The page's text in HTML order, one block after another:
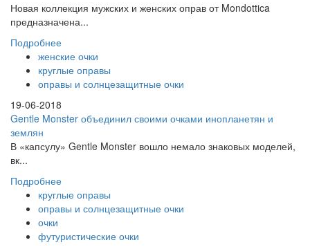
Новая коллекция мужских и женских оправ от Mondottica
предназначена...
Подробнее
женские очки
круглые оправы
оправы и солнцезащитные очки
19-06-2018
Gentle Monster объединил своими очками инопланетян и
землян
В «капсулу» Gentle Monster вошло немало знаковых моделей,
вк...
Подробнее
круглые оправы
оправы и солнцезащитные очки
очки
футуристические очки